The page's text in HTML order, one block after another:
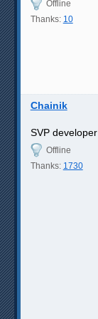
Offline
Thanks: 10
Chainik
SVP developer
Offline
Thanks: 1730